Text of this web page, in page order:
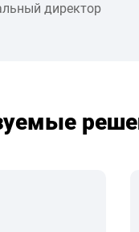
директор